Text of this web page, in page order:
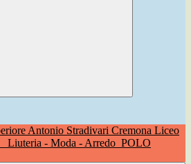
Liceo
Liuteria - Moda - Arredo POLO